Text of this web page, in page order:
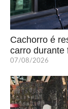
Cachorro é
carro durante
07/08/2026